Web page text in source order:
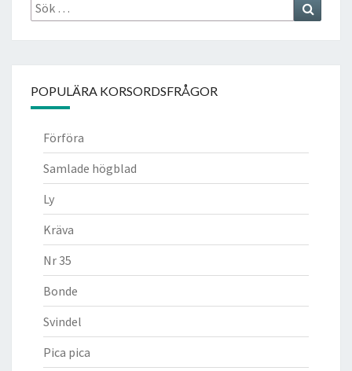
efter:
POPULÄRA KORSORDSFRÅGOR
Förföra
Samlade högblad
Ly
Kräva
Nr 35
Bonde
Svindel
Pica pica